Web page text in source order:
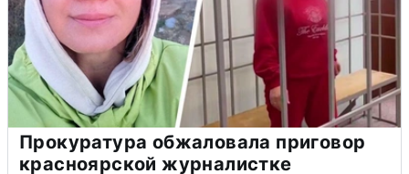
Прокуратура обжаловала приговор
красноярской журналистке